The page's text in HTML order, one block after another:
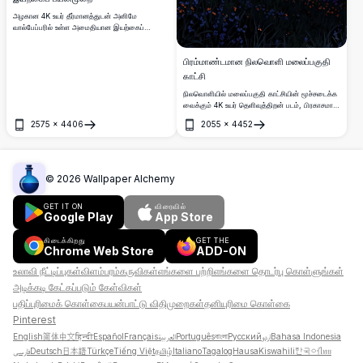
அழகான 4K உயர் தீர்மானத்துடன் அனிமே
வால்பேப்பரில் உள்ள அமைதியான இயற்கைப்
கலக்கிறது. அதன் வியப்பூட்டுமையான, உயர்தர
பார்வைகளால் உங்கள் டெஸ்க்டாப் அல்லது மொபைல்
2575 × 4406
திறக்கவும்
பிரம்மாண்டமான நிலவொளி மலைப்பகுதி
காட்சி
நிலவொளியில் மலைப்பகுதி காட்சியின் மூச்சடைக்க
வைக்கும் 4K உயர் தெளிவுத்திறன் படம், பிரகாசமான
வெளிப்படுத்துகிறது. இந்த காட்சியில் காட்டு
ஆர்வலர்களுக்கு, வால்பேப்பர்கள் அல்லது
அச்சிடல்களுக்காக அற்புதமான, உயர் தரமான
டிஜிட்டல் கலைப்படைப்பை தேடுபவர்களுக்கு ஏற்றது.
2055 × 4452
திறக்கவும்
© 2026 Wallpaper Alchemy
GET IT ON
Google Play
விரைவில்
App Store
கிடைக்கிறது
Chrome Web Store
GET THE
ADD-ON
உலாவி நீட்டிப்புகள்விளம்பரம்கருவிகள்எங்களை பற்றிஎங்களை தொடர்பு கொள்ளுங்கள்
அடிக்கடி கேட்கப்படும் கேள்விகள்
பதிப்புரிமைக் கொள்கைபயன்பாட்டு விதிமுறைகள்தனியுரிமை கொள்கை
Pinterest
English简体中文हिन्दीEspañolFrançaisالعربيةPortuguêsবাংলাРусскийاردوBahasa Indonesia
فارسیDeutsch 日本語TürkçeTiếng Việtதமிழ்ItalianoTagalogHausaKiswahili한국어ไทย